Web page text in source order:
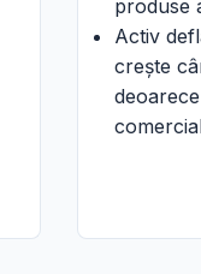
produse
Activ
crește